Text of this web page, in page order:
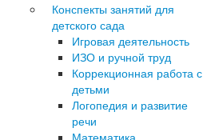
Конспекты занятий для
детского сада
Игровая деятельность
ИЗО и ручной труд
Коррекционная работа с
детьми
Логопедия и развитие
речи
Математика